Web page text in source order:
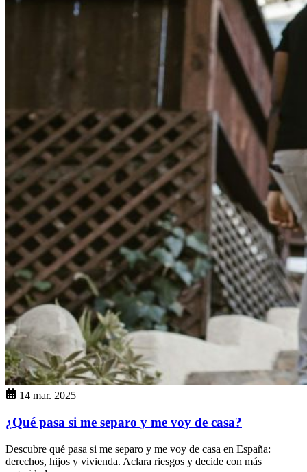
14 mar. 2025
¿Qué pasa si me separo y me voy de casa?
Descubre qué pasa si me separo y me voy de casa en España:
derechos, hijos y vivienda. Aclara riesgos y decide con más